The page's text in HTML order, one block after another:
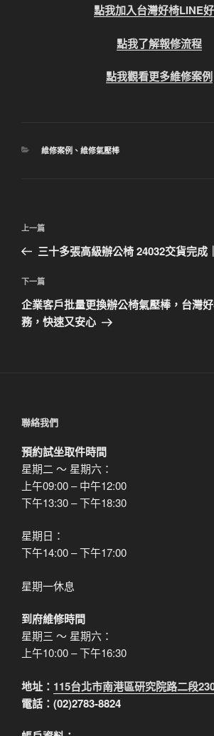
點我加入台灣好椅LINE
點我了解報修流程
點我觀看更多維修案例
分
維修案例 、 維修氣壓棒
文
導
覽
上
一
文
章
上一篇
三十多張高級辦公椅 24032交貨完成
下
一
篇
下一篇
企業客戶批量更換辦公椅氣壓棒，台灣
務，快速又安心
聯絡我們
預約試坐取件時間
星期二 ～ 星期六：
上午09:00 – 中午12:00
下午13:30 – 下午18:30
星期日：
下午14:00 – 下午17:00
星期一休息
到府維修時間
星期三 ～ 星期六：
上午10:00 – 下午16:30
地址： 115台北市南港區研究院路二段
電話：(02)2783-8824